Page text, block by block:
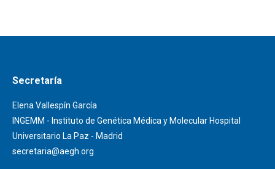
Secretaría
Elena Vallespín García
INGEMM - Instituto de Genética Médica y Molecular Hospital
Universitario La Paz - Madrid
secretaria@aegh.org